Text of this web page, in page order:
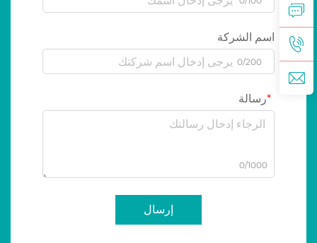
اسم الشركة
0/200
رسالة
0/1000
إرسال